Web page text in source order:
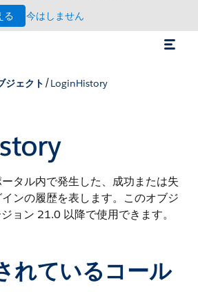
る
今はしません
ジェクト /LoginHistory
タル内で発生した、成功または失
ンの履歴を表します。 このオブジ
ョン 21.0 以降で使用できます。
れているコール